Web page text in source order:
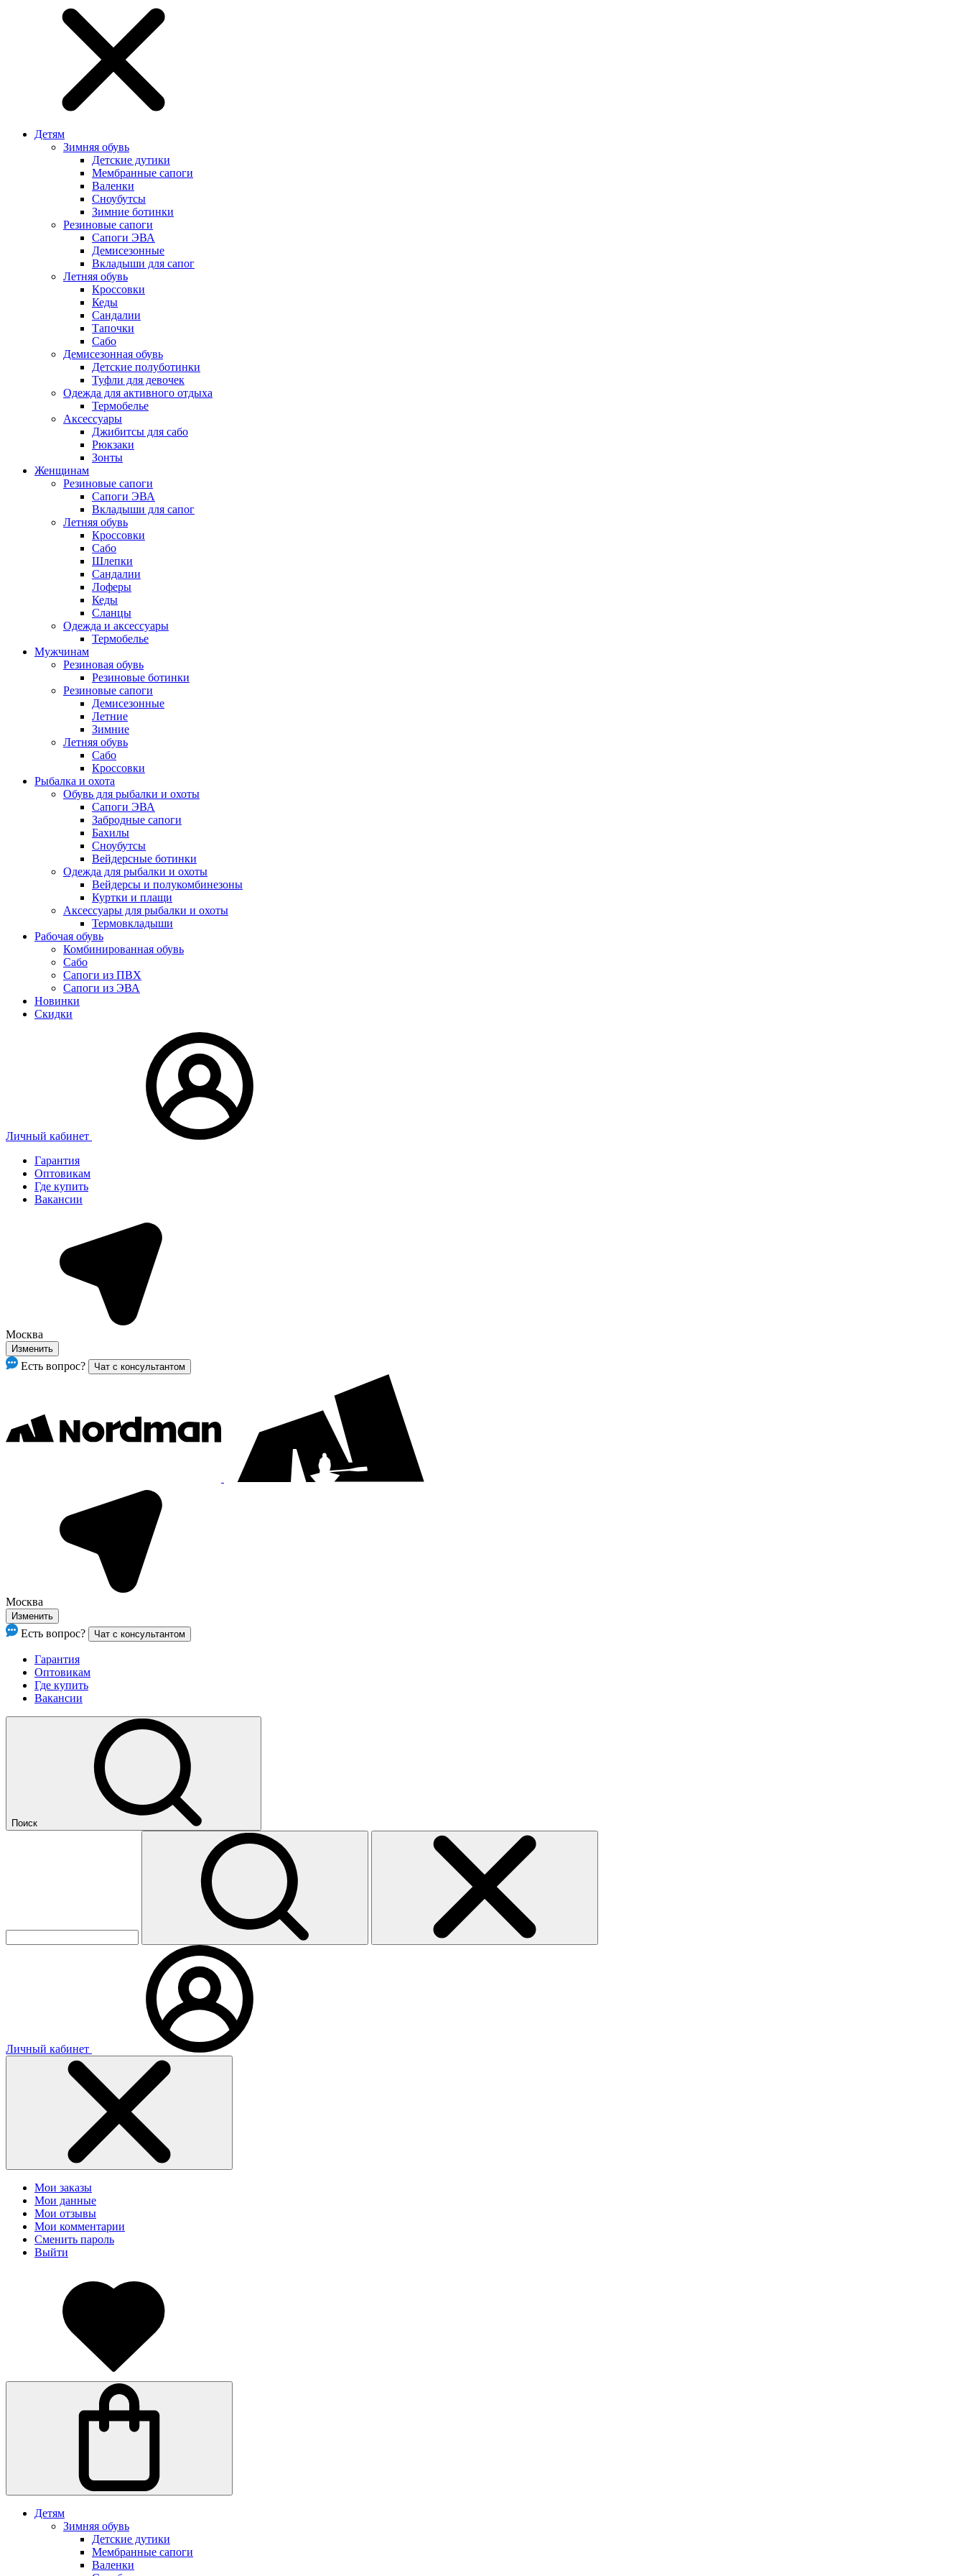
Детям
Зимняя обувь
Детские дутики
Мембранные сапоги
Валенки
Сноубутсы
Зимние ботинки
Резиновые сапоги
Сапоги ЭВА
Демисезонные
Вкладыши для сапог
Летняя обувь
Кроссовки
Кеды
Сандалии
Тапочки
Сабо
Демисезонная обувь
Детские полуботинки
Туфли для девочек
Одежда для активного отдыха
Термобелье
Аксессуары
Джибитсы для сабо
Рюкзаки
Зонты
Женщинам
Резиновые сапоги
Cапоги ЭВА
Вкладыши для сапог
Летняя обувь
Кроссовки
Сабо
Шлепки
Сандалии
Лоферы
Кеды
Сланцы
Одежда и аксессуары
Термобелье
Мужчинам
Резиновая обувь
Резиновые ботинки
Резиновые сапоги
Демисезонные
Летние
Зимние
Летняя обувь
Сабо
Кроссовки
Рыбалка и охота
Обувь для рыбалки и охоты
Сапоги ЭВА
Забродные сапоги
Бахилы
Сноубутсы
Вейдерсные ботинки
Одежда для рыбалки и охоты
Вейдерсы и полукомбинезоны
Куртки и плащи
Аксессуары для рыбалки и охоты
Термовкладыши
Рабочая обувь
Комбинированная обувь
Сабо
Сапоги из ПВХ
Сапоги из ЭВА
Новинки
Скидки
Личный кабинет
Гарантия
Оптовикам
Где купить
Вакансии
Москва
Изменить
Есть вопрос? Чат с консультантом
Москва
Изменить
Есть вопрос? Чат с консультантом
Гарантия
Оптовикам
Где купить
Вакансии
Поиск
Личный кабинет
Мои заказы
Мои данные
Мои отзывы
Мои комментарии
Сменить пароль
Выйти
Детям
Зимняя обувь
Детские дутики
Мембранные сапоги
Валенки